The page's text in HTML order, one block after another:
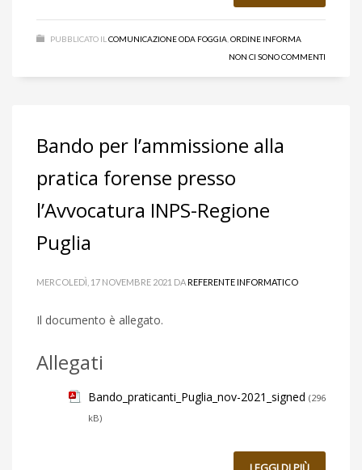
PUBBLICATO IL COMUNICAZIONE ODA FOGGIA ORDINE INFORMA
NON CI SONO COMMENTI
Bando per l’ammissione alla
pratica forense presso
l’Avvocatura INPS-Regione
Puglia
MERCOLEDÌ, 17 NOVEMBRE 2021 DAREFERENTE INFORMATICO
Il documento è allegato.
Allegati
Bando_praticanti_Puglia_nov-2021_signed (296
kB)